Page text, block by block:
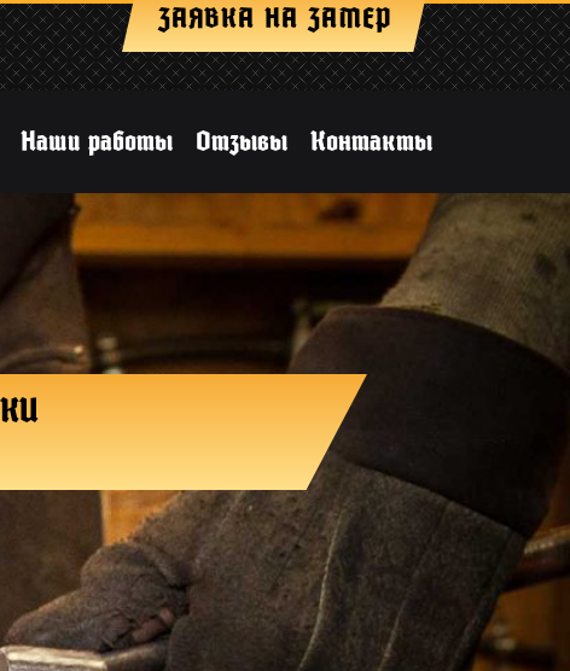
ЗАЯВКА НА ЗАМЕР
Наши работы Отзывы Контакты